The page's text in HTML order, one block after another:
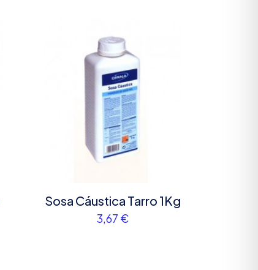
Sosa Cáustica Tarro 1Kg
3,67 €